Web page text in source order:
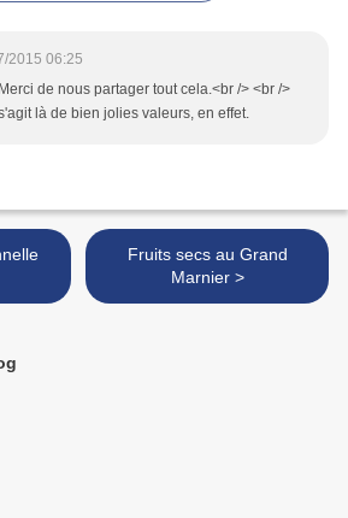
2015 06:25
de nous partager tout cela.<br /> <br />
là de bien jolies valeurs, en effet.
Fruits secs au Grand
Marnier >